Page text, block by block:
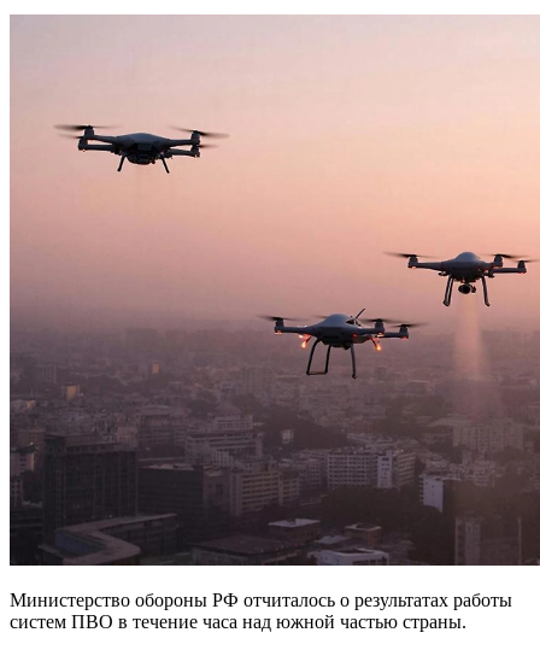
Министерство обороны РФ отчиталось о результатах работы
систем ПВО в течение часа над южной частью страны.